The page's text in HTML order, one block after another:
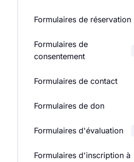
Formulaires de réservation
Formulaires de
consentement
Formulaires de contact
Formulaires de don
Formulaires d'évaluation
Formulaires d'inscription à